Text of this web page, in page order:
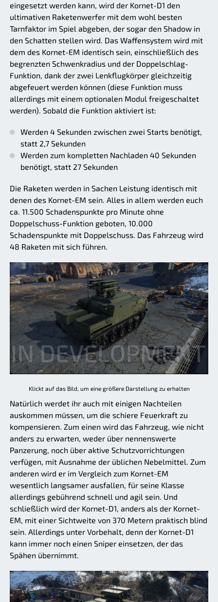
eingesetzt werden kann, wird der Kornet-D1 den
ultimativen Raketenwerfer mit dem wohl besten
Tarnfaktor im Spiel abgeben, der sogar den Shadow in
den Schatten stellen wird. Das Waffensystem wird mit
dem des Kornet-EM identisch sein, einschließlich des
begrenzten Schwenkradius und der Doppelschlag-
Funktion, dank der zwei Lenkflugkörper gleichzeitig
abgefeuert werden können (diese Funktion muss
allerdings mit einem optionalen Modul freigeschaltet
werden). Sobald die Funktion aktiviert ist:
Werden 4 Sekunden zwischen zwei Starts benötigt,
statt 2,7 Sekunden
Werden zum kompletten Nachladen 40 Sekunden
benötigt, statt 27 Sekunden
Die Raketen werden in Sachen Leistung identisch mit
denen des Kornet-EM sein. Alles in allem werden euch
ca. 11.500 Schadenspunkte pro Minute ohne
Doppelschuss-Funktion geboten, 10.000
Schadenspunkte mit Doppelschuss. Das Fahrzeug wird
48 Raketen mit sich führen.
Klickt auf das Bild, um eine größere Darstellung zu erhalten
Natürlich werdet ihr auch mit einigen Nachteilen
auskommen müssen, um die schiere Feuerkraft zu
kompensieren. Zum einen wird das Fahrzeug, wie nicht
anders zu erwarten, weder über nennenswerte
Panzerung, noch über aktive Schutzvorrichtungen
verfügen, mit Ausnahme der üblichen Nebelmittel. Zum
anderen wird er im Vergleich zum Kornet-EM
wesentlich langsamer ausfallen, für seine Klasse
allerdings gebührend schnell und agil sein. Und
schließlich wird der Kornet-D1, anders als der Kornet-
EM, mit einer Sichtweite von 370 Metern praktisch blind
sein. Allerdings unter Vorbehalt, denn der Kornet-D1
kann immer noch einen Sniper einsetzen, der das
Spähen übernimmt.